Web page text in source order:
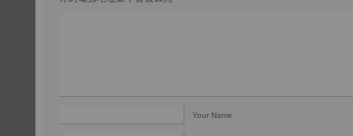
Your Name